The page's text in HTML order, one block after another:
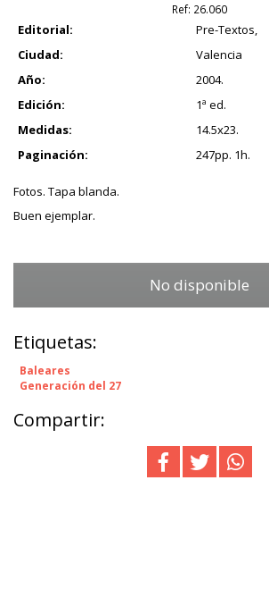
Ref: 26.060
Editorial:
Pre-Textos,
Ciudad:
Valencia
Año:
2004.
Edición:
1ª ed.
Medidas:
14.5x23.
Paginación:
247pp. 1h.
Fotos. Tapa blanda.
Buen ejemplar.
No disponible
Etiquetas:
Baleares
Generación del 27
Compartir: